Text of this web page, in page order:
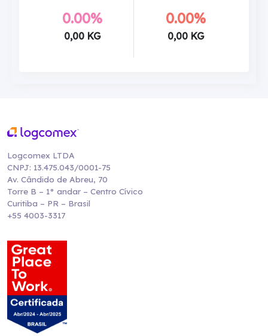
0.00%
0,00 KG
0.00%
0,00 KG
Logcomex LTDA
CNPJ: 13.475.043/0001-75
Av. Cândido de Abreu, 70
Torre B – 1° andar – Centro Cívico
Curitiba – PR – Brasil
+55 4003-3317